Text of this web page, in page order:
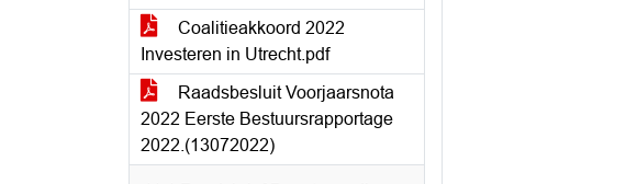
Coalitieakkoord 2022
Investeren in Utrecht.pdf
Raadsbesluit Voorjaarsnota
2022 Eerste Bestuursrapportage
2022.(13072022)